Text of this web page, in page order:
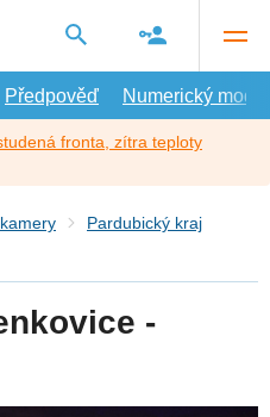
Předpověď Numerický model
fronta, zítra teploty
Pardubický kraj
-